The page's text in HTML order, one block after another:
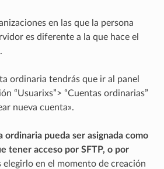
en las que la persona
es diferente a la que hace el
ordinaria tendrás que ir al panel
“Usuarixs”> “Cuentas ordinarias”
nueva cuenta».
ordinaria pueda ser asignada como
tener acceso por SFTP, o por
elegirlo en el momento de creación